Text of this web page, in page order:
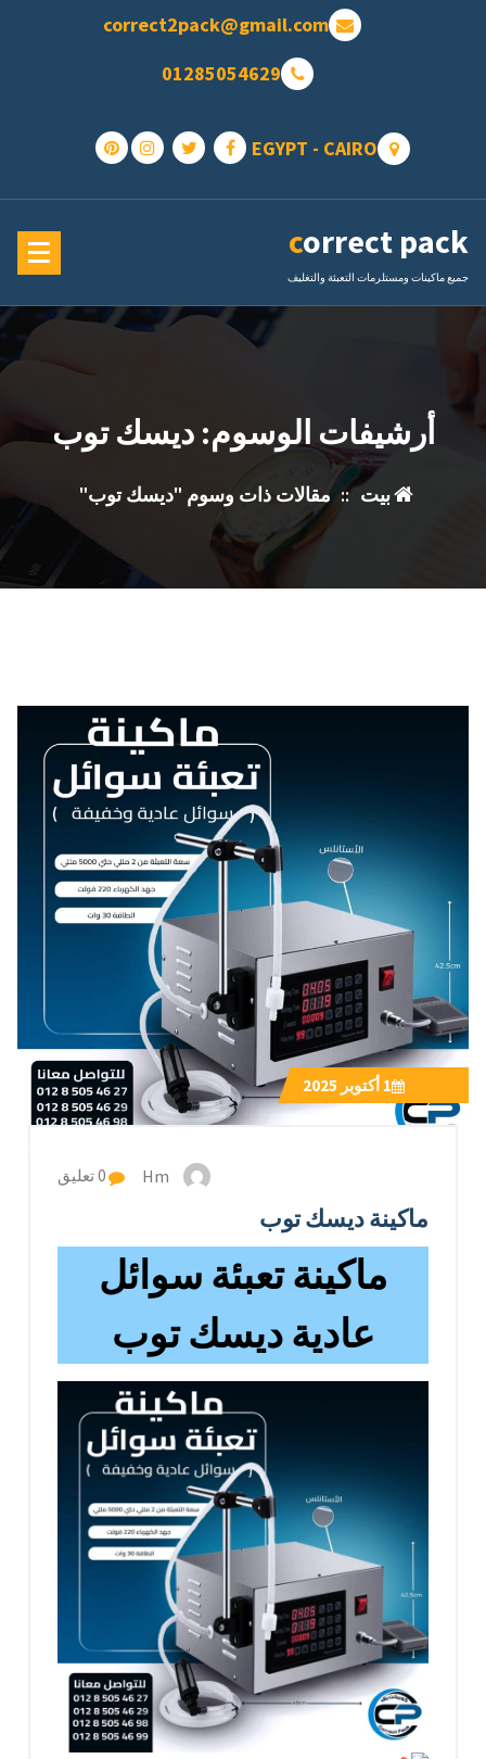
correct2pack@gmail.com
01285054629
EGYPT - CAIRO
correct pack
جميع ماكينات ومستلرمات التعبئة والتغليف
أرشيفات الوسوم: ديسك توب
بيت :: مقالات ذات وسوم "ديسك توب"
1أكتوبر 2025
Hm 0 تعليق
ماكينة ديسك توب
ماكينة تعبئة سوائل
عادية ديسك توب